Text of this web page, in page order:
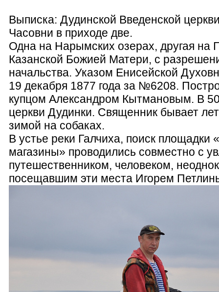
Выписка: Дудинской Введенской
Часовни в приходе две.
Одна на Нарымских озерах, другая на
Казанской Божией Матери, с
начальства. Указом Енисейской
19 декабря 1877 года за №6208.
купцом Александром Кытмановым. В
церкви Дудинки. Священник бывает
зимой на собаках.
В устье реки Галчиха, поиск площадки
магазины» проводились совместно с
путешественником, человеком,
посещавшим эти места Игорем